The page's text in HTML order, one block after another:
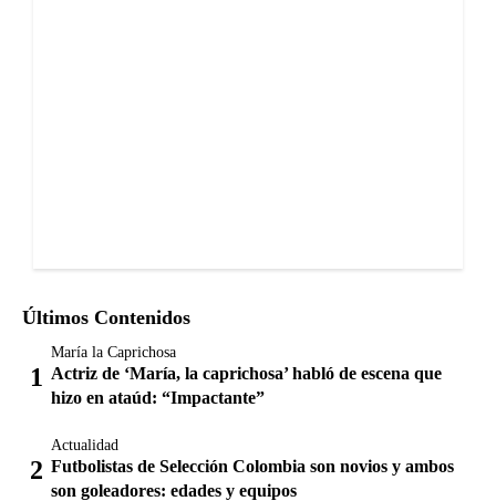
Últimos Contenidos
María la Caprichosa
Actriz de ‘María, la caprichosa’ habló de escena que
hizo en ataúd: “Impactante”
Actualidad
Futbolistas de Selección Colombia son novios y ambos
son goleadores: edades y equipos